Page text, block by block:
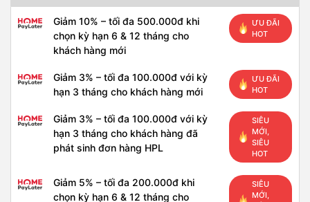
Giảm 10% – tối đa 500.000đ khi
chọn kỳ hạn 6 & 12 tháng cho
khách hàng mới
ƯU ĐÃI
HOT
Giảm 3% – tối đa 100.000đ với kỳ
hạn 3 tháng cho khách hàng mới
ƯU ĐÃI
HOT
Giảm 3% – tối đa 100.000đ với kỳ
hạn 3 tháng cho khách hàng đã
phát sinh đơn hàng HPL
SIÊU
MỚI,
SIÊU
HOT
Giảm 5% – tối đa 200.000đ khi
chọn kỳ hạn 6 & 12 tháng cho
SIÊU
MỚI,